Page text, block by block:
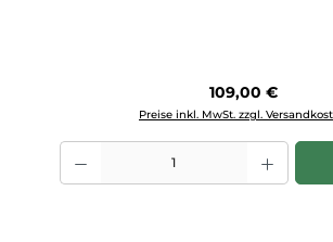
Regulärer Preis:
109,00 €
Preise inkl. MwSt. zzgl.
Produkt Anzahl: Gib den gewünschten